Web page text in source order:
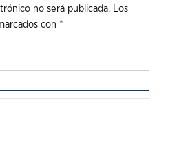
no será publicada. Los
con *